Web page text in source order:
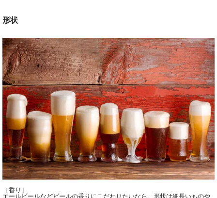
形状
［香り］
エールビールなどビールの香りにこだわりたいなら、形状は細長いものや